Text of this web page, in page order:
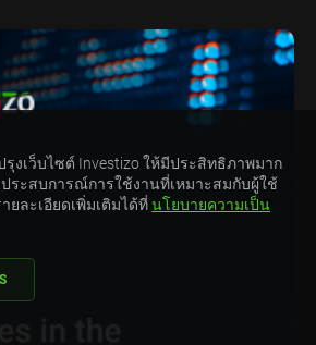
รุงเว็บไซต์ Investizo ให้มีประสิทธิภาพมาก
ระสบการณ์การใช้งานที่เหมาะสมกับผู้ใช้
ยละเอียดเพิ่มเติมได้ที่นโยบายความเป็น